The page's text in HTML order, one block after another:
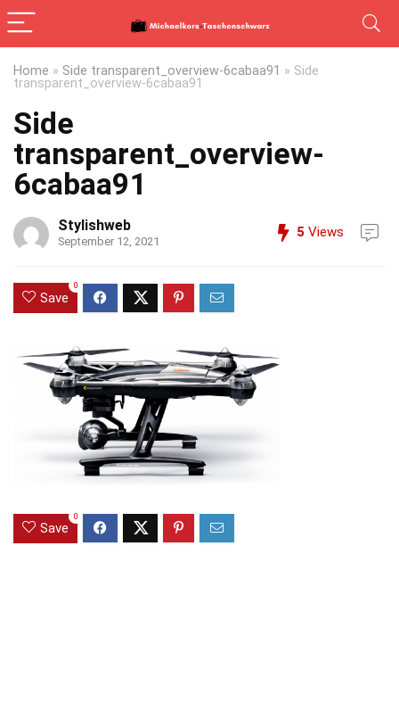
Home » Side transparent_overview-6cabaa91 » Side
transparent_overview-6cabaa91
Side
transparent_overview-
6cabaa91
Stylishweb
September 12, 2021
5 Views
Save
0
Save
0